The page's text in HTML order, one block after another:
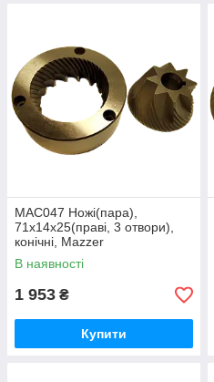
MAC047 Ножі(пара),
71x14x25(праві, 3 отвори),
конічні, Mazzer
В наявності
1 953 ₴
Купити